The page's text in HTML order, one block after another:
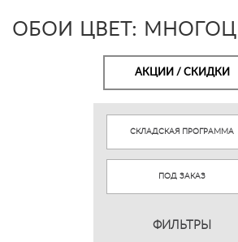
ОБОИ ЦВЕТ:
АКЦИИ / СКИДКИ
СКЛАДСКАЯ ПРОГРАММА
ПОД ЗАКАЗ
ФИЛЬТРЫ